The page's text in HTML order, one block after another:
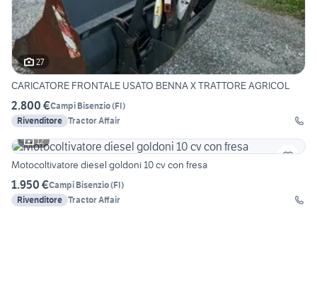
27
CARICATORE FRONTALE USATO BENNA X TRATTORE AGRICOL
2.800 €Campi Bisenzio(FI)
Rivenditore Tractor Affair
12
Motocoltivatore diesel goldoni 10 cv con fresa
1.950 €Campi Bisenzio(FI)
Rivenditore Tractor Affair